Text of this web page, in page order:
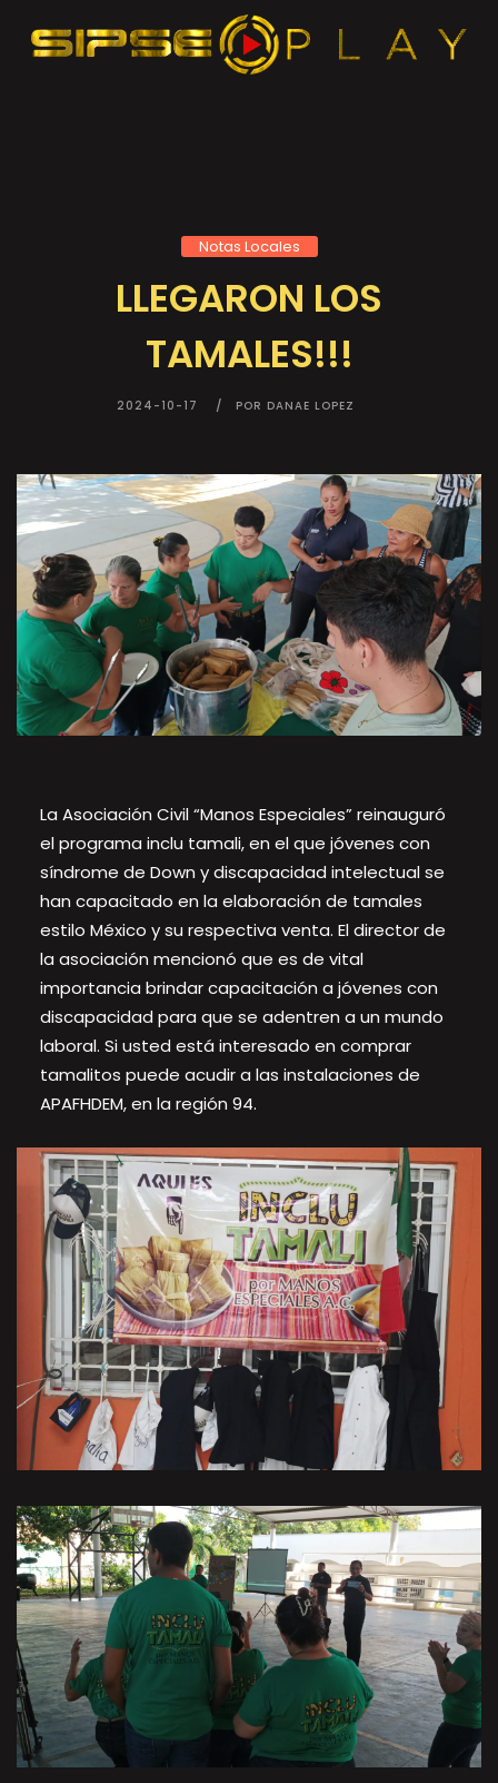
Notas Locales
LLEGARON LOS
TAMALES!!!
2024-10-17 POR DANAE LOPEZ
La Asociación Civil “Manos Especiales” reinauguró
el programa inclu tamali, en el que jóvenes con
síndrome de Down y discapacidad intelectual se
han capacitado en la elaboración de tamales
estilo México y su respectiva venta. El director de
la asociación mencionó que es de vital
importancia brindar capacitación a jóvenes con
discapacidad para que se adentren a un mundo
laboral. Si usted está interesado en comprar
tamalitos puede acudir a las instalaciones de
APAFHDEM, en la región 94.